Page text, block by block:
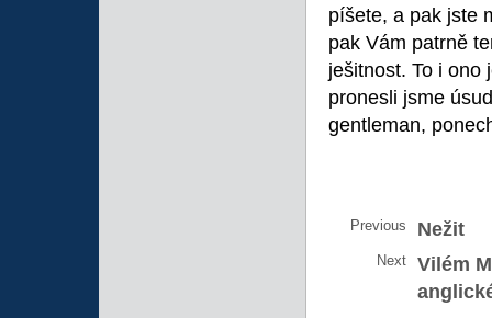
píšete, a pak jste
pak Vám patrně
ješitnost. To i ono
pronesli jsme
gentleman,
Previous Nežit
Next
Vilém